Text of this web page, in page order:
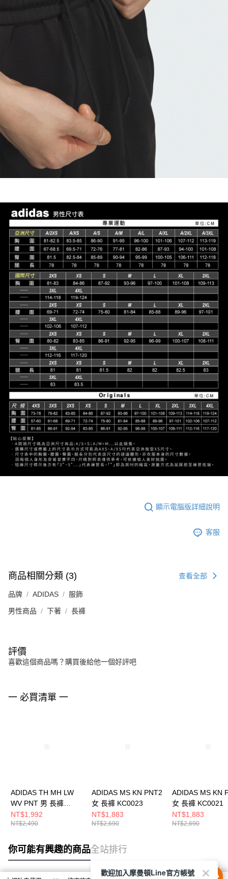
顯示電腦版詳細說明
客服
商品相關分類 (3) 查看全部
品牌 ADIDAS 服飾
男性商品 下著 長褲
評價
喜歡這個商品嗎？購買後給他一個好評吧
一 必買清單 一
ADIDAS TH MH LW
WV PNT 男 長褲
KR2551
NT$1,992
NT$2,490
ADIDAS MS KN PNT2
女 長褲 KC0023
NT$1,883
NT$2,690
ADIDAS MS KN
女 長褲 KC0021
NT$1,883
NT$2,690
你可能有興趣的商品全站排行
歡迎加入摩曼頓Line官方帳號